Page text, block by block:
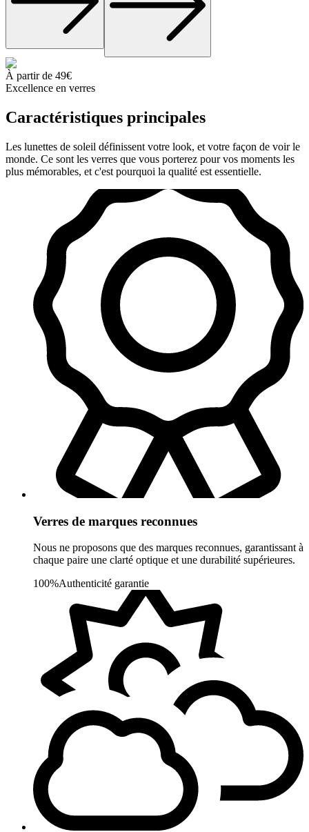
À partir de 49€
Excellence en verres
Caractéristiques principales
Les lunettes de soleil définissent votre look, et votre façon de voir le
monde. Ce sont les verres que vous porterez pour vos moments les
plus mémorables, et c'est pourquoi la qualité est essentielle.
Verres de marques reconnues
Nous ne proposons que des marques reconnues, garantissant à
chaque paire une clarté optique et une durabilité supérieures.
100%Authenticité garantie